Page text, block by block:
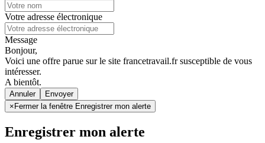
Votre adresse électronique
Message
Bonjour,
Voici une offre parue sur le site francetravail.fr susceptible de vous
intéresser.
A bientôt.
Annuler
× Fermer la fenêtre Enregistrer mon alerte
Enregistrer mon alerte